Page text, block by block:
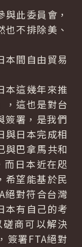
此委員會，
不排除美、
間自由貿易
這幾年來推
，這也是對台
簽署，是我們
與日本完成相
與巴拿馬共和
而日本近在咫
希望能基於民
絕對符合台灣
本有自己的考
商可以解決
簽署FTA絕對